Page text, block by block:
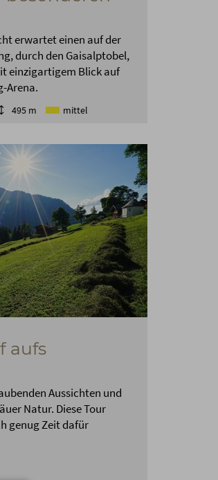
erwartet einen auf der
durch den Gaisalptobel,
einzigartigem Blick auf
Arena.
495 m mittel
aufs
Aussichten und
Natur. Diese Tour
genug Zeit dafür